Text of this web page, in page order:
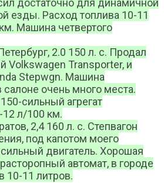
достаточно для динамичной
езды. Расход топлива 10-11
Машина четвертого
2.0 150 л. с. Продал
Volkswagen Transporter, и
Stepwgn. Машина
салоне очень много места.
сильный агрегат
12 л/100 км.
2,4 160 л. с. Степвагон
под капотом моего
двигатель. Хорошая
автомат, в городе
10-11 литров.